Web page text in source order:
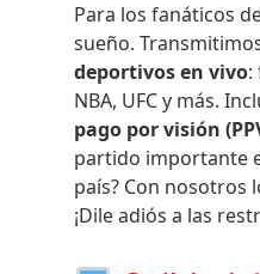
Para los fanáticos
sueño.
deportivos en vivo:
NBA, UFC y más.
pago por visión
partido importante
país? Con nosotros
¡Dile adiós a las